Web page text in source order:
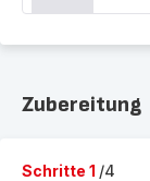
Zubereitung
Schritte 1 /4